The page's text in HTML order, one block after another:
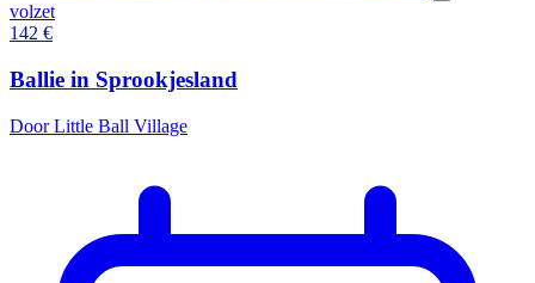
volzet
142 €
Ballie in Sprookjesland
Door Little Ball Village